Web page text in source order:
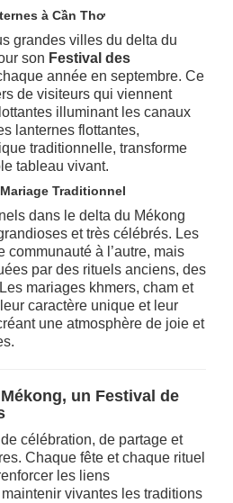
à Cần Thơ
grandes villes du delta du
son Festival des
année en septembre. Ce
de visiteurs qui viennent
illuminant les canaux
lanternes flottantes,
traditionnelle, transforme
tableau vivant.
Traditionnel
dans le delta du Mékong
et très célébrés. Les
communauté à l’autre, mais
par des rituels anciens, des
mariages khmers, cham et
caractère unique et leur
une atmosphère de joie et
un Festival de
célébration, de partage et
Chaque fête et chaque rituel
les liens
vivantes les traditions